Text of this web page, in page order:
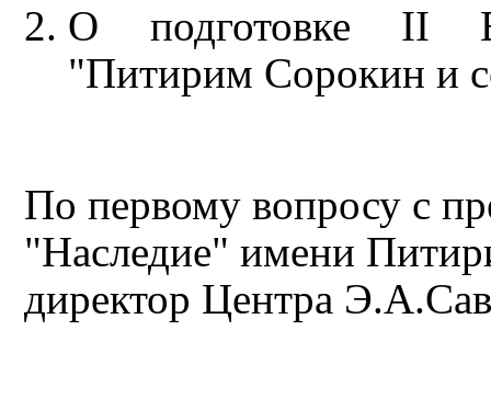
О подготовке II
"Питирим Сорокин и
По первому вопросу с
"Наследие" имени
директор Центра